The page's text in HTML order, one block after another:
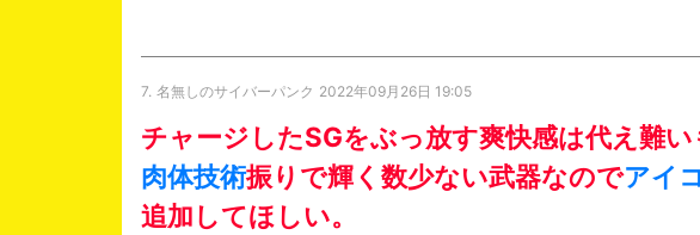
7. 名無しのサイバーパンク 2022年09月26日 19:05
チャージしたSGをぶっ放す爽快感は代え難い
肉体技術振りで輝く数少ない武器なのでアイ
追加してほしい。